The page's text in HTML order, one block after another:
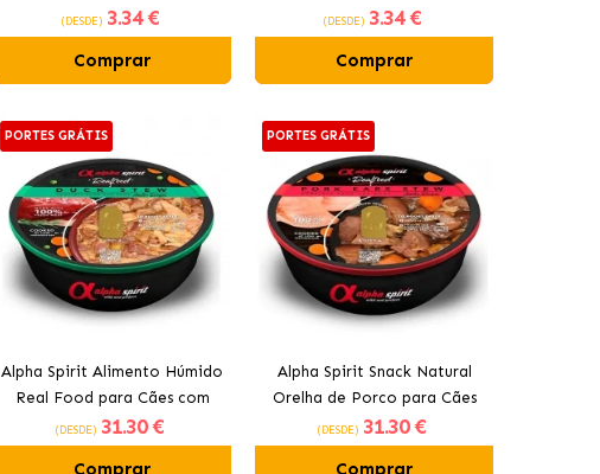
(DESDE) 3.34 €
Comprar
Presunto
(DESDE) 3.34 €
Comprar
PORTES GRÁTIS
Alpha Spirit Alimento Húmido
Real Food para Cães com
Pato
(DESDE) 31.30 €
Comprar
PORTES GRÁTIS
Alpha Spirit Snack Natural
Orelha de Porco para Cães
(DESDE) 31.30 €
Comprar